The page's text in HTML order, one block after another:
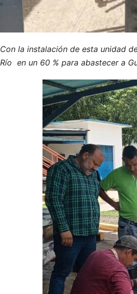
Con la instalación de esta unidad
Río en un 60 % para abastecer a